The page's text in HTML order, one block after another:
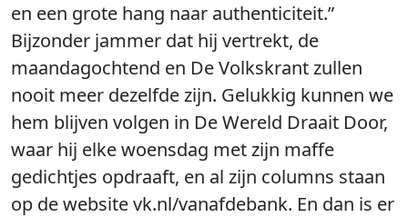
en een grote hang naar authenticiteit.”
Bijzonder jammer dat hij vertrekt, de
maandagochtend en De Volkskrant zullen
nooit meer dezelfde zijn. Gelukkig kunnen we
hem blijven volgen in De Wereld Draait Door,
waar hij elke woensdag met zijn maffe
gedichtjes opdraaft, en al zijn columns staan
op de website vk.nl/vanafdebank. En dan is er